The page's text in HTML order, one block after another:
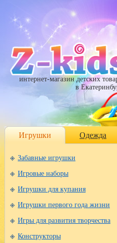
интернет-магазин детских
в
Игрушки Одежда
Забавные игрушки
Игровые наборы
Игрушки для купания
Игрушки первого года жизни
Игры для развития творчества
Конструкторы